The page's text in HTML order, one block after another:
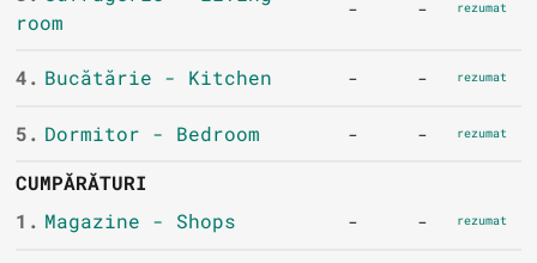
room
- - rezumat
4. Bucătărie - Kitchen - - rezumat
5. Dormitor - Bedroom - - rezumat
CUMPĂRĂTURI
1. Magazine - Shops - - rezumat